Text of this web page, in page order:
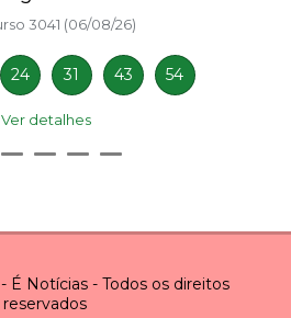
3041 (06/08/26)
24 31 43 54
Ver detalhes
É Notícias - Todos os direitos
reservados